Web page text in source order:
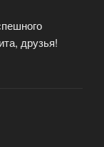
друзья!